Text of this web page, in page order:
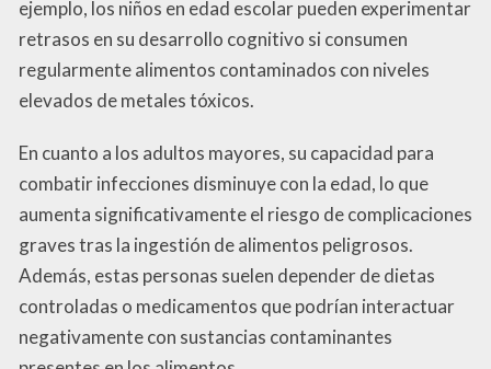
ejemplo, los niños en edad escolar pueden experimentar
retrasos en su desarrollo cognitivo si consumen
regularmente alimentos contaminados con niveles
elevados de metales tóxicos.
En cuanto a los adultos mayores, su capacidad para
combatir infecciones disminuye con la edad, lo que
aumenta significativamente el riesgo de complicaciones
graves tras la ingestión de alimentos peligrosos.
Además, estas personas suelen depender de dietas
controladas o medicamentos que podrían interactuar
negativamente con sustancias contaminantes